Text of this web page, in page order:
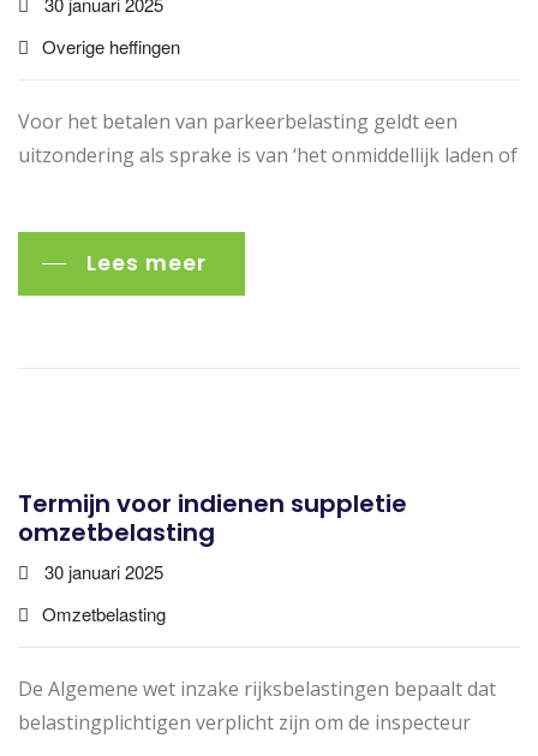
Overige heffingen
Voor het betalen van parkeerbelasting geldt een
uitzondering als sprake is van ‘het onmiddellijk laden of
Lees meer
Termijn voor indienen suppletie
omzetbelasting
30 januari 2025
Omzetbelasting
De Algemene wet inzake rijksbelastingen bepaalt dat
belastingplichtigen verplicht zijn om de inspecteur